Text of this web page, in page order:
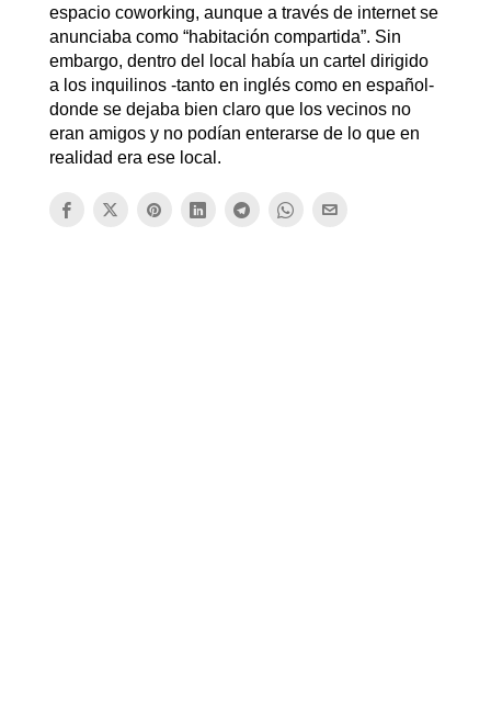
espacio coworking, aunque a través de internet se
anunciaba como “habitación compartida”. Sin
embargo, dentro del local había un cartel dirigido
a los inquilinos -tanto en inglés como en español-
donde se dejaba bien claro que los vecinos no
eran amigos y no podían enterarse de lo que en
realidad era ese local.